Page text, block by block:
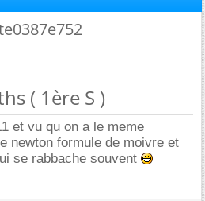
( 1ère S )
et vu qu on a le meme
newton formule de moivre et
se rabbache souvent